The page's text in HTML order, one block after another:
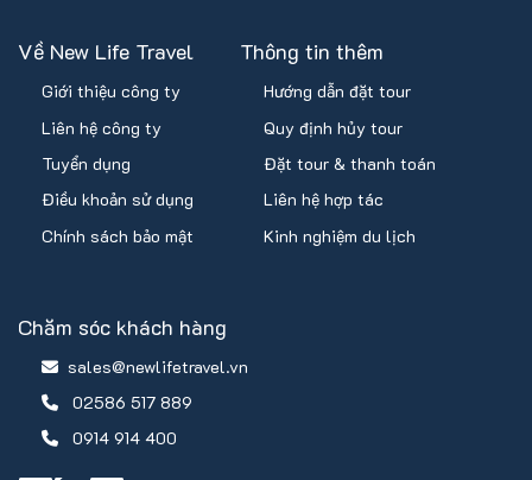
Về New Life Travel
Giới thiệu công ty
Liên hệ công ty
Tuyển dụng
Điều khoản sử dụng
Chính sách bảo mật
Thông tin thêm
Hướng dẫn đặt tour
Quy định hủy tour
Đặt tour & thanh toán
Liên hệ hợp tác
Kinh nghiệm du lịch
Chăm sóc khách hàng
sales@newlifetravel.vn
02586 517 889
0914 914 400